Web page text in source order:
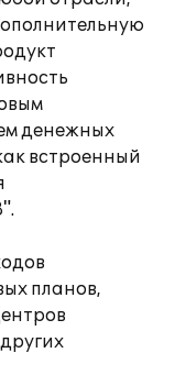
денежных
встроенный
планов,